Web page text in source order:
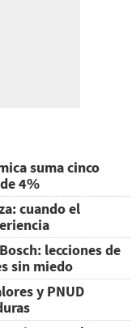
suma cinco
4%
cuando el
lecciones de
sin miedo
y PNUD